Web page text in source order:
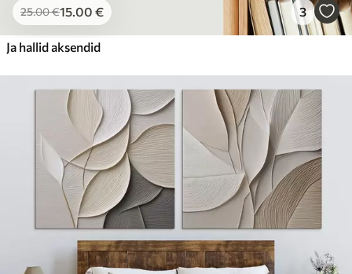
25.00€15.00 € 3
Ja hallid aksendid